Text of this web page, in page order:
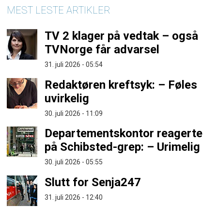
MEST LESTE ARTIKLER
TV 2 klager på vedtak – også
TVNorge får advarsel
31. juli 2026 - 05:54
Redaktøren kreftsyk: – Føles
uvirkelig
30. juli 2026 - 11:09
Departementskontor reagerte
på Schibsted-grep: – Urimelig
30. juli 2026 - 05:55
Slutt for Senja247
31. juli 2026 - 12:40